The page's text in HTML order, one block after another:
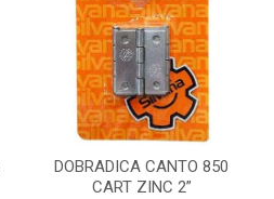
DOBRADICA CANTO 850
CART ZINC 2”